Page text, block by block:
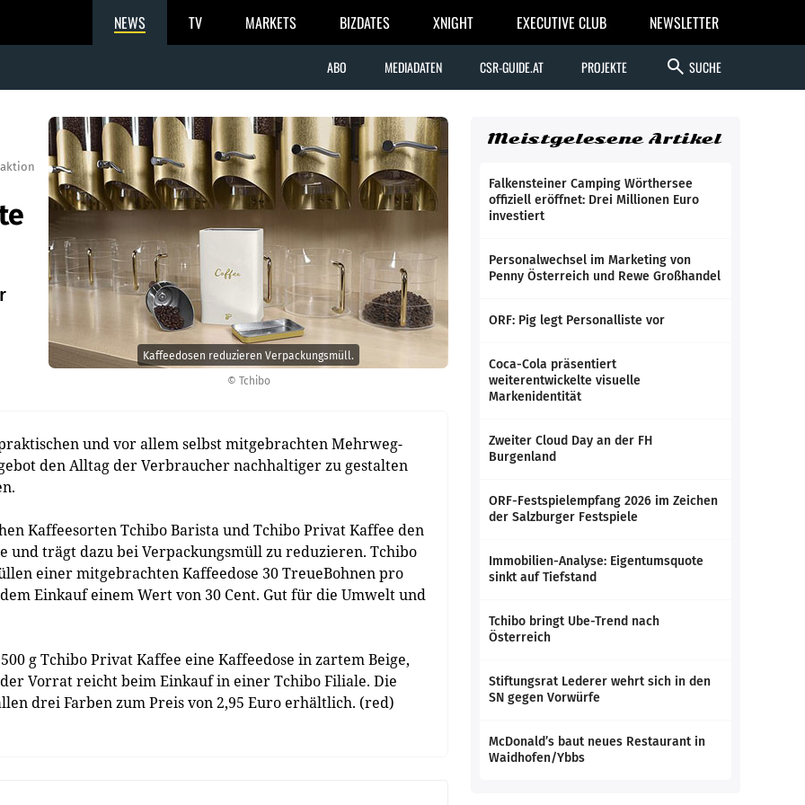
NEWS TV MARKETS BIZDATES XNIGHT EXECUTIVE CLUB NEWSLETTER
ABO MEDIADATEN CSR-GUIDE.AT PROJEKTE search SUCHE
© Tchibo
Kaffeedosen reduzieren Verpackungsmüll.
und vor allem selbst mitgebrachten Mehrweg-
den Alltag der Verbraucher nachhaltiger zu gestalten
Kaffeesorten Tchibo Barista und Tchibo Privat Kaffee den
und trägt dazu bei Verpackungsmüll zu reduzieren. Tchibo
einer mitgebrachten Kaffeedose 30 TreueBohnen pro
Einkauf einem Wert von 30 Cent. Gut für die Umwelt und
g Tchibo Privat Kaffee eine Kaffeedose in zartem Beige,
Vorrat reicht beim Einkauf in einer Tchibo Filiale. Die
drei Farben zum Preis von 2,95 Euro erhältlich. (red)
Meistgelesene Artikel
Falkensteiner Camping Wörthersee
offiziell eröffnet: Drei Millionen Euro
investiert
Personalwechsel im Marketing von
Penny Österreich und Rewe Großhandel
ORF: Pig legt Personalliste vor
Coca-Cola präsentiert
weiterentwickelte visuelle
Markenidentität
Zweiter Cloud Day an der FH
Burgenland
ORF-Festspielempfang 2026 im Zeichen
der Salzburger Festspiele
Immobilien-Analyse: Eigentumsquote
sinkt auf Tiefstand
Tchibo bringt Ube-Trend nach
Österreich
Stiftungsrat Lederer wehrt sich in den
SN gegen Vorwürfe
McDonald’s baut neues Restaurant in
Waidhofen/Ybbs